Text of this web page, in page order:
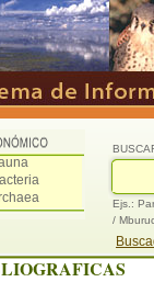
Ejs.:
/